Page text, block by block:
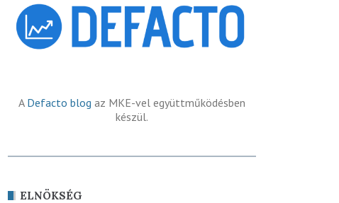
A Defacto blog az MKE-vel együttműködésben
készül.
ELNÖKSÉG